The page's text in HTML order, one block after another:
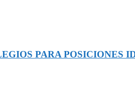
PARA POSICIONES